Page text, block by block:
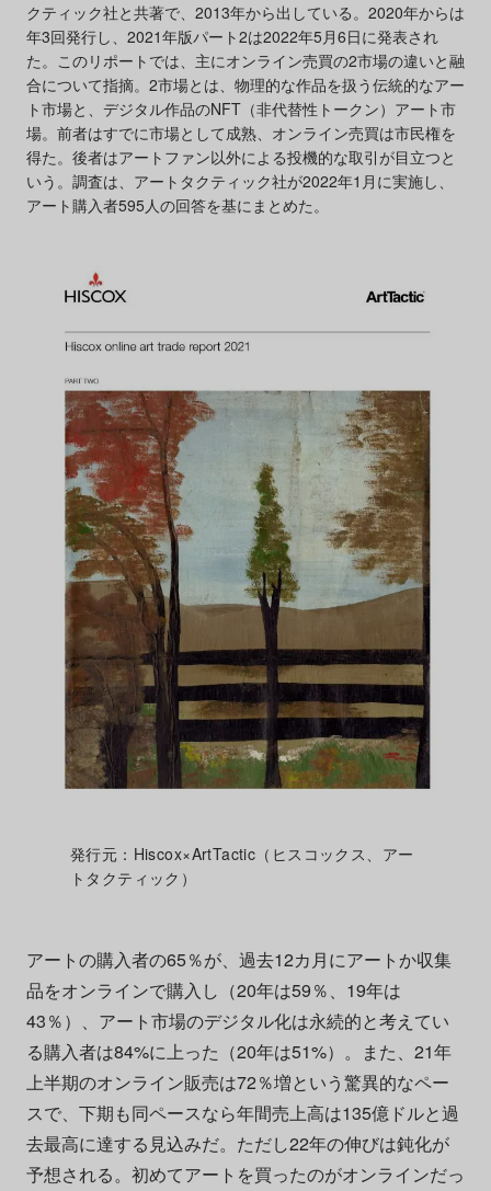
クティック社と共著で、2013年から出している。2020年からは
年3回発行し、2021年版パート2は2022年5月6日に発表され
た。このリポートでは、主にオンライン売買の2市場の違いと融
合について指摘。2市場とは、物理的な作品を扱う伝統的なアー
ト市場と、デジタル作品のNFT（非代替性トークン）アート市
場。前者はすでに市場として成熟、オンライン売買は市民権を
得た。後者はアートファン以外による投機的な取引が目立つと
いう。調査は、アートタクティック社が2022年1月に実施し、
アート購入者595人の回答を基にまとめた。
発行元：Hiscox×ArtTactic（ヒスコックス、アー
トタクティック）
アートの購入者の65％が、過去12カ月にアートか収集
品をオンラインで購入し（20年は59％、19年は
43％）、アート市場のデジタル化は永続的と考えてい
る購入者は84%に上った（20年は51%）。また、21年
上半期のオンライン販売は72％増という驚異的なペー
スで、下期も同ペースなら年間売上高は135億ドルと過
去最高に達する見込みだ。ただし22年の伸びは鈍化が
予想される。初めてアートを買ったのがオンラインだっ